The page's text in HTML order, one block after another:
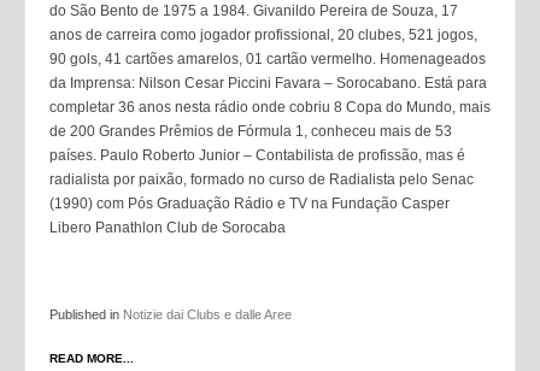
do São Bento de 1975 a 1984. Givanildo Pereira de Souza, 17
anos de carreira como jogador profissional, 20 clubes, 521 jogos,
90 gols, 41 cartões amarelos, 01 cartão vermelho. Homenageados
da Imprensa: Nilson Cesar Piccini Favara – Sorocabano. Está para
completar 36 anos nesta rádio onde cobriu 8 Copa do Mundo, mais
de 200 Grandes Prêmios de Fórmula 1, conheceu mais de 53
países. Paulo Roberto Junior – Contabilista de profissão, mas é
radialista por paixão, formado no curso de Radialista pelo Senac
(1990) com Pós Graduação Rádio e TV na Fundação Casper
Libero Panathlon Club de Sorocaba
Published in Notizie dai Clubs e dalle Aree
READ MORE...